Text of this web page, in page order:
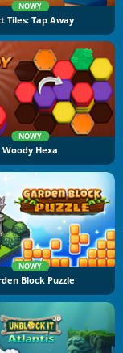
NOWY
Tiles: Tap Away
NOWY
Woody Hexa
NOWY
Block Puzzle